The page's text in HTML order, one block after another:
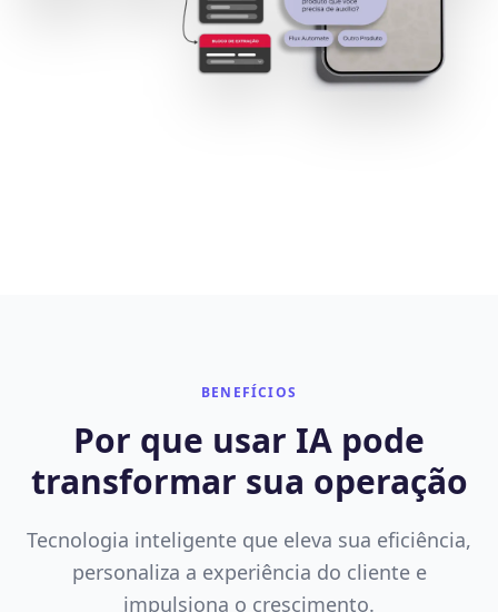
BENEFÍCIOS
Por que usar IA pode
transformar sua operação
Tecnologia inteligente que eleva sua eficiência,
personaliza a experiência do cliente e
impulsiona o crescimento.